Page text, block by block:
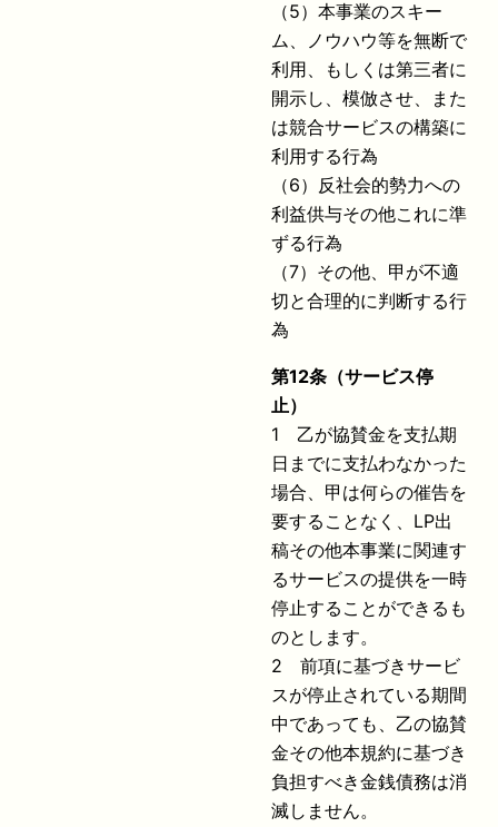
（5）本事業のスキー
ム、ノウハウ等を無断で
利用、もしくは第三者に
開示し、模倣させ、また
は競合サービスの構築に
利用する行為
（6）反社会的勢力への
利益供与その他これに準
ずる行為
（7）その他、甲が不適
切と合理的に判断する行
為
第12条（サービス停
止）
1 乙が協賛金を支払期
日までに支払わなかった
場合、甲は何らの催告を
要することなく、LP出
稿その他本事業に関連す
るサービスの提供を一時
停止することができるも
のとします。
2 前項に基づきサービ
スが停止されている期間
中であっても、乙の協賛
金その他本規約に基づき
負担すべき金銭債務は消
滅しません。